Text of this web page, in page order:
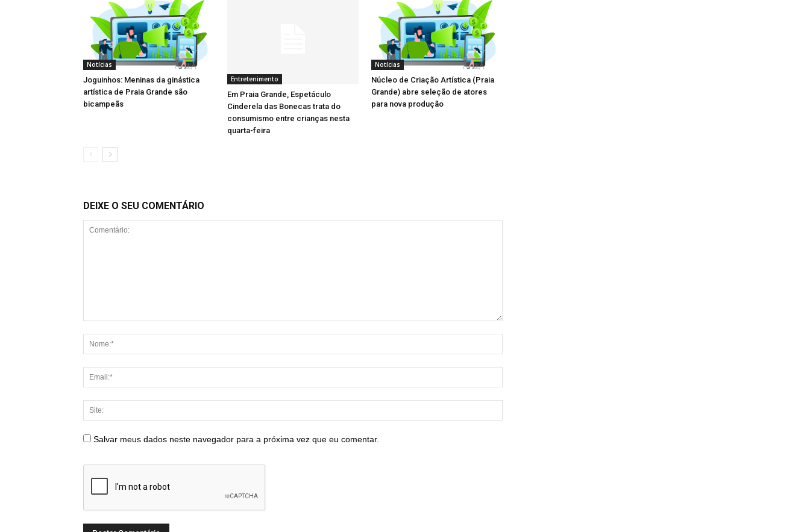
Notícias
Joguinhos: Meninas da ginástica
artística de Praia Grande são
bicampeãs
Entretenimento
Em Praia Grande, Espetáculo
Cinderela das Bonecas trata do
consumismo entre crianças nesta
quarta-feira
Notícias
Núcleo de Criação Artística (Praia
Grande) abre seleção de atores
para nova produção
DEIXE O SEU COMENTÁRIO
Salvar meus dados neste navegador para a próxima vez que eu comentar.